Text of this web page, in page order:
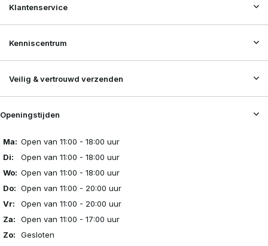
Klantenservice
Kenniscentrum
Veilig & vertrouwd verzenden
Openingstijden
Ma: Open van 11:00 - 18:00 uur
Di:
Open van 11:00 - 18:00 uur
Wo: Open van 11:00 - 18:00 uur
Do: Open van 11:00 - 20:00 uur
Vr:
Open van 11:00 - 20:00 uur
Za:
Open van 11:00 - 17:00 uur
Zo:
Gesloten